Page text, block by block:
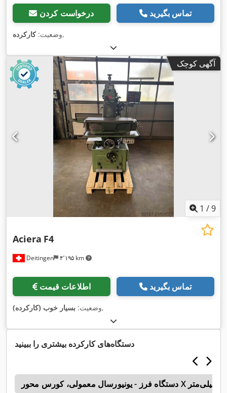
درخواست کردن تماس بگیرید
وضعیت:کارکرده ,
آگهی کوچک
1 /9
Deitingen ۴٬۱۹۵ km
Aciera F4
اطلاعات قیمت تماس بگیرید
وضعیت: بسیار خوب (کارکرده) ,
دستگاه‌های کارکرده بیشتری را ببینید